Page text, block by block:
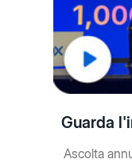
Guarda
Ascolta